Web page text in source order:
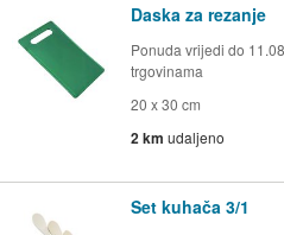
Daska za rezanje
Ponuda vrijedi do
trgovinama
20 x 30 cm
2 km udaljeno
Set kuhača 3/1